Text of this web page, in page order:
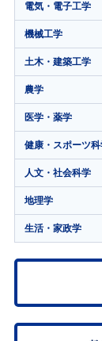
電気・電子工学
機械工学
土木・建築工学
農学
医学・薬学
健康・スポーツ
人文・社会科学
地理学
生活・家政学